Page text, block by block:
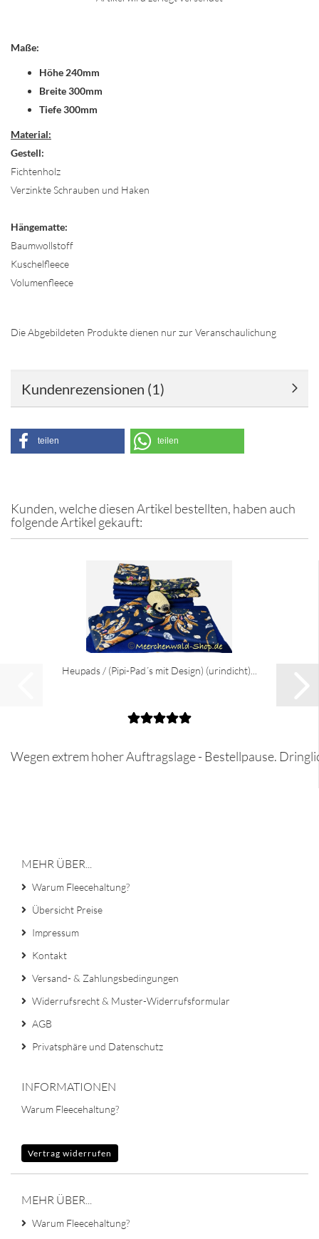
Maße:
Höhe 240mm
Breite 300mm
Tiefe 300mm
Material:
Gestell:
Fichtenholz
Verzinkte Schrauben und Haken
Hängematte:
Baumwollstoff
Kuschelfleece
Volumenfleece
Die Abgebildeten Produkte dienen nur zur Veranschaulichung
Kundenrezensionen (1)
teilen teilen
Kunden, welche diesen Artikel bestellten, haben auch
folgende Artikel gekauft:
Heupads / (Pipi-Pad´s mit Design) (urindicht)...
Wegen extrem hoher Auftragslage - Bestellpause.
MEHR ÜBER...
Warum Fleecehaltung?
Übersicht Preise
Impressum
Kontakt
Versand- & Zahlungsbedingungen
Widerrufsrecht & Muster-Widerrufsformular
AGB
Privatsphäre und Datenschutz
INFORMATIONEN
Warum Fleecehaltung?
Vertrag widerrufen
MEHR ÜBER...
Warum Fleecehaltung?